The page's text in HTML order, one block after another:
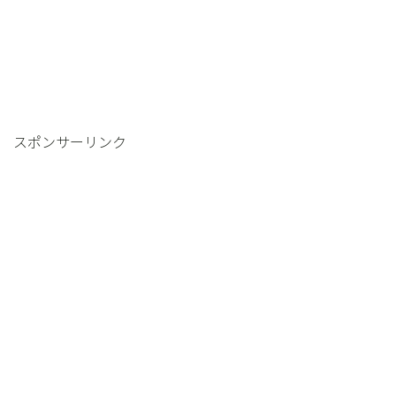
スポンサーリンク